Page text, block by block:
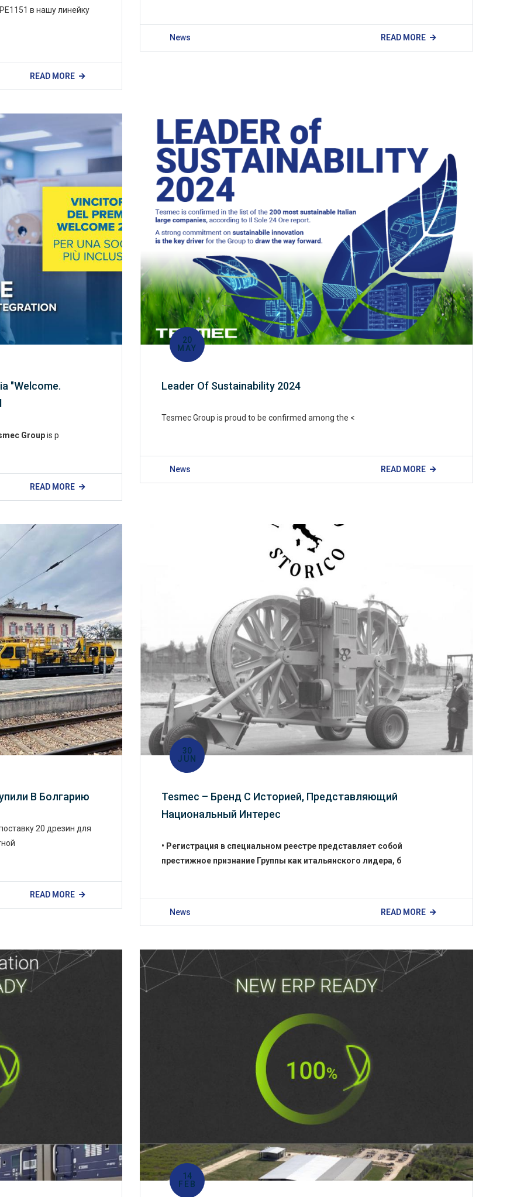
в нашу линейку
READ MORE
News READ MORE
"Welcome.
Groupis p
READ MORE
20
MAY
Leader Of Sustainability 2024
Tesmec Group is proud to be confirmed among the <
News READ MORE
В Болгарию
20 дрезин для
READ MORE
30
JUN
Tesmec – Бренд С Историей, Представляющий
Национальный Интерес
• Регистрация в специальном реестре представляет собой
престижное признание Группы как итальянского лидера, б
News READ MORE
14
FEB